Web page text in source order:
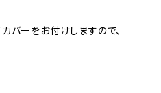
バーをお付けしますので、